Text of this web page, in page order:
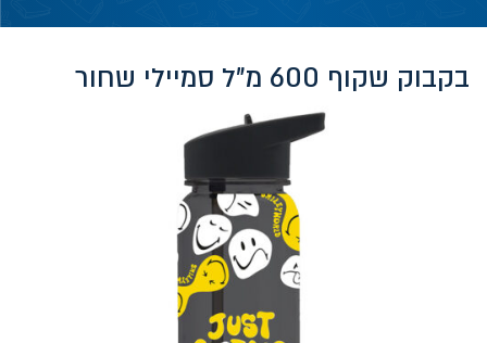
בקבוק שקוף 600 מ"ל סמיילי שחור